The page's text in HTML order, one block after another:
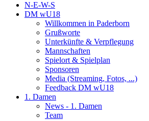
N-E-W-S
DM wU18
Willkommen in Paderborn
Grußworte
Unterkünfte & Verpflegung
Mannschaften
Spielort & Spielplan
Sponsoren
Media (Streaming, Fotos, ...)
Feedback DM wU18
1. Damen
News - 1. Damen
Team